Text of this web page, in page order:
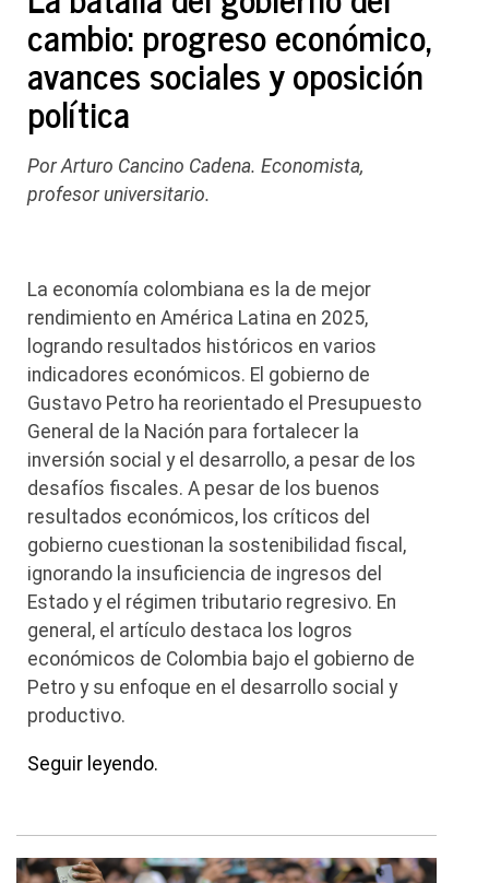
cambio: progreso económico,
avances sociales y oposición
política
Por Arturo Cancino Cadena. Economista,
profesor universitario.
La economía colombiana es la de mejor
rendimiento en América Latina en 2025,
logrando resultados históricos en varios
indicadores económicos. El gobierno de
Gustavo Petro ha reorientado el Presupuesto
General de la Nación para fortalecer la
inversión social y el desarrollo, a pesar de los
desafíos fiscales. A pesar de los buenos
resultados económicos, los críticos del
gobierno cuestionan la sostenibilidad fiscal,
ignorando la insuficiencia de ingresos del
Estado y el régimen tributario regresivo. En
general, el artículo destaca los logros
económicos de Colombia bajo el gobierno de
Petro y su enfoque en el desarrollo social y
productivo.
Seguir leyendo.